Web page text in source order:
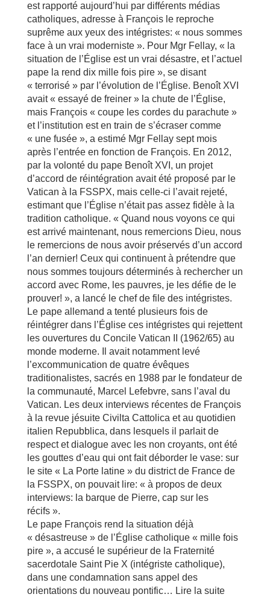
est rapporté aujourd’hui par différents médias
catholiques, adresse à François le reproche
suprême aux yeux des intégristes: « nous sommes
face à un vrai moderniste ». Pour Mgr Fellay, « la
situation de l’Église est un vrai désastre, et l’actuel
pape la rend dix mille fois pire », se disant
« terrorisé » par l’évolution de l’Église. Benoît XVI
avait « essayé de freiner » la chute de l’Église,
mais François « coupe les cordes du parachute »
et l’institution est en train de s’écraser comme
« une fusée », a estimé Mgr Fellay sept mois
après l’entrée en fonction de François. En 2012,
par la volonté du pape Benoît XVI, un projet
d’accord de réintégration avait été proposé par le
Vatican à la FSSPX, mais celle-ci l’avait rejeté,
estimant que l’Église n’était pas assez fidèle à la
tradition catholique. « Quand nous voyons ce qui
est arrivé maintenant, nous remercions Dieu, nous
le remercions de nous avoir préservés d’un accord
l’an dernier! Ceux qui continuent à prétendre que
nous sommes toujours déterminés à rechercher un
accord avec Rome, les pauvres, je les défie de le
prouver! », a lancé le chef de file des intégristes.
Le pape allemand a tenté plusieurs fois de
réintégrer dans l’Église ces intégristes qui rejettent
les ouvertures du Concile Vatican II (1962/65) au
monde moderne. Il avait notamment levé
l’excommunication de quatre évêques
traditionalistes, sacrés en 1988 par le fondateur de
la communauté, Marcel Lefebvre, sans l’aval du
Vatican. Les deux interviews récentes de François
à la revue jésuite Civilta Cattolica et au quotidien
italien Repubblica, dans lesquels il parlait de
respect et dialogue avec les non croyants, ont été
les gouttes d’eau qui ont fait déborder le vase: sur
le site « La Porte latine » du district de France de
la FSSPX, on pouvait lire: « à propos de deux
interviews: la barque de Pierre, cap sur les
récifs ».
Le pape François rend la situation déjà
« désastreuse » de l’Église catholique « mille fois
pire », a accusé le supérieur de la Fraternité
sacerdotale Saint Pie X (intégriste catholique),
dans une condamnation sans appel des
orientations du nouveau pontific… Lire la suite